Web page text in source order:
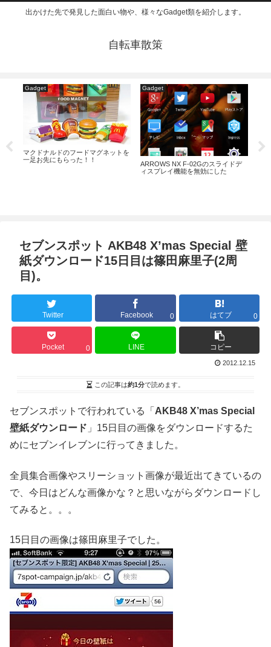
出かけた先で発見した面白い物や、様々なGadget類を紹介します。
自転車散策
Gadget
マクドナルドのフードマグネットを
一足お先にもらった！！
Gadget
ARROWS NX F-02Gのスライドデ
ィスプレイ機能を無効にした
小
セブンスポット AKB48 X’mas Special 壁
紙ダウンロード15日目は篠田麻里子(2周
目)。
Twitter Facebook 0 はてブ 0
Pocket 0 LINE コピー
2012.12.15
この記事は約1分で読めます。
セブンスポットで行われている「 AKB48 X’mas Special
壁紙ダウンロード 」15日目の画像をダウンロードするた
めにセブンイレブンに行ってきました。
全員集合画像やスリーショット画像が最近出てきているの
で、今日はどんな画像かな？と思いながらダウンロードし
てみると。。。
15日目の画像は篠田麻里子でした。